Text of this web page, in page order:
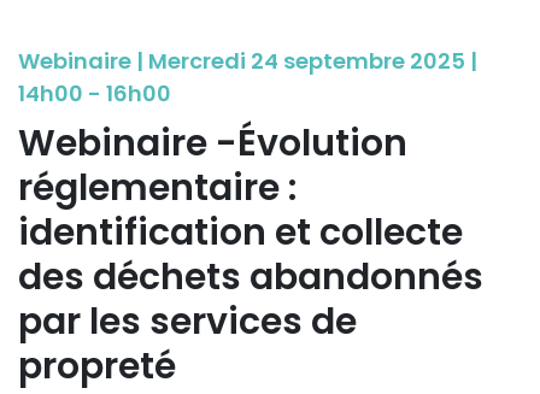
Webinaire | Mercredi 24 septembre 2025 |
14h00 - 16h00
Webinaire -Évolution
réglementaire :
identification et collecte
des déchets abandonnés
par les services de
propreté